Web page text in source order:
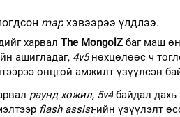
map хэвээрээ үлдлээ.
харвал The MongolZ баг маш
ашигладаг, 4v5 нөхцөлөөс ч
онцгой амжилт үзүүлсэн
раунд хожил, 5v4 байдал дахь
flash assist-ийн үзүүлэлт